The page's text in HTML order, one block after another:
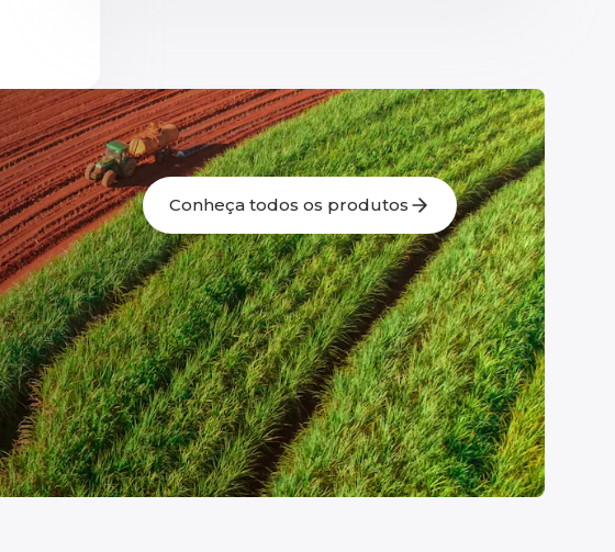
Conheça todos os produtos